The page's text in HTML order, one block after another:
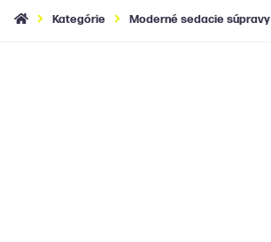
Kategórie Moderné sedacie súpravy